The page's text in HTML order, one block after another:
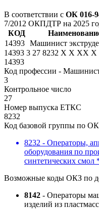
В соответствии с ОК 016-
7/2012 ОКПДТР на 2025
КОД
14393 Машинист
14393 3 27 8232 X X XX X
14393
Код профессии - Машинист
3
Контрольное число
27
Номер выпуска ЕТКС
8232
Код базовой группы по
8232 - Операторы,
оборудования по
синтетических смол
Возможные коды ОКЗ по
8142 - Операторы
изделий из пластмасс